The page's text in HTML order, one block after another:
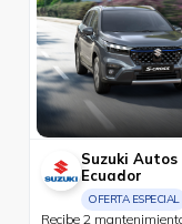
Suzuki Autos
Ecuador
OFERTA ESPECIAL
Recibe 2